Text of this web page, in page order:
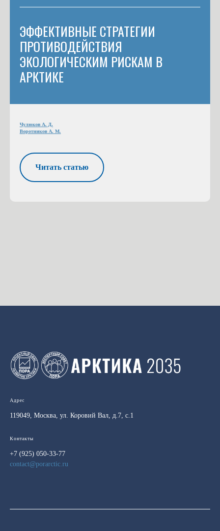
ЭФФЕКТИВНЫЕ СТРАТЕГИИ
ПРОТИВОДЕЙСТВИЯ
ЭКОЛОГИЧЕСКИМ РИСКАМ В
АРКТИКЕ
Чулюков А. Д.
Воротников А. М.
Читать статью
Адрес
119049, Москва, ул. Коровий Вал, д.7, с.1
Контакты
+7 (925) 050-33-77
contact@porarctic.ru